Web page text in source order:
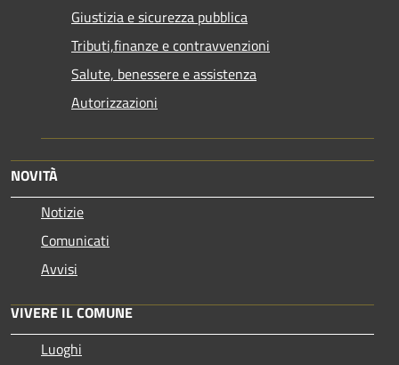
Giustizia e sicurezza pubblica
Tributi,finanze e contravvenzioni
Salute, benessere e assistenza
Autorizzazioni
NOVITÀ
Notizie
Comunicati
Avvisi
VIVERE IL COMUNE
Luoghi